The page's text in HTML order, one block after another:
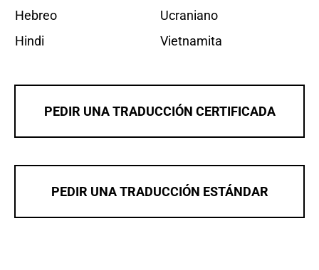
Hebreo
Hindi
Ucraniano
Vietnamita
PEDIR UNA TRADUCCIÓN CERTIFICADA
PEDIR UNA TRADUCCIÓN ESTÁNDAR